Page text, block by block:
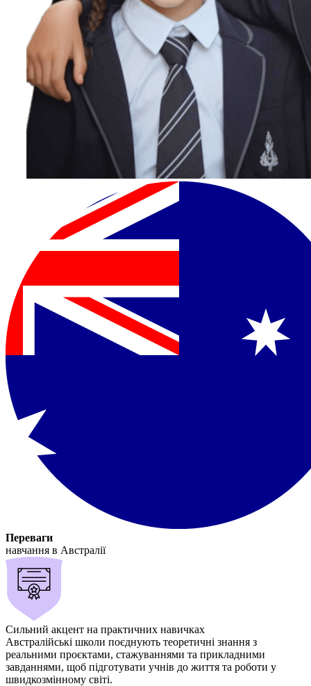
Переваги
навчання в Австралії
Сильний акцент на практичних навичках
Австралійські школи поєднують теоретичні знання з
реальними проєктами, стажуваннями та прикладними
завданнями, щоб підготувати учнів до життя та роботи у
швидкозмінному світі.